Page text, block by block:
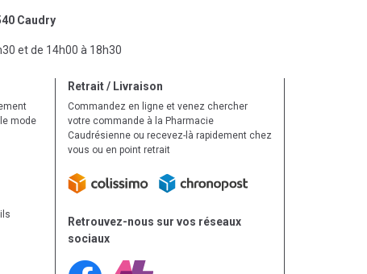
Caudry
et de 14h00 à 18h30
mode
Retrait / Livraison
Commandez en ligne et venez chercher
votre commande à la Pharmacie
Caudrésienne ou recevez-là rapidement chez
vous ou en point retrait
Retrouvez-nous sur vos réseaux
sociaux